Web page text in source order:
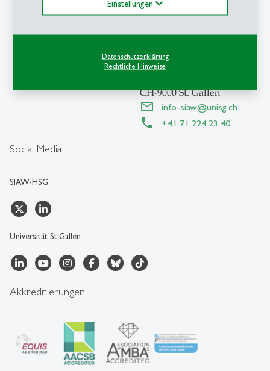
Einstellungen
Datenschutzerklärung
Rechtliche Hinweise
Social Media
SIAW-HSG
Universität St.Gallen
Schweizerisches Institut für
und Angewandte
Universität St.Gallen
CH-9000 St. Gallen
info-siaw@unisg.ch
+41 71 224 23 40
Akkreditierungen